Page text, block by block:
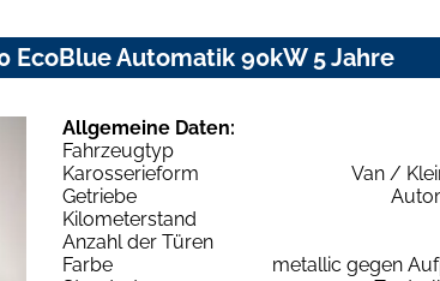
EcoBlue Automatik 90kW 5 Jahre
Allgemeine Daten:
Fahrzeugtyp
Karosserieform
Van /
Getriebe
Kilometerstand
Anzahl der Türen
Farbe
metallic gegen